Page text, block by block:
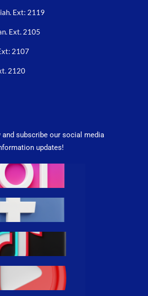
Ext: 2119
Ext. 2105
2107
2120
and subscribe our social media
updates!